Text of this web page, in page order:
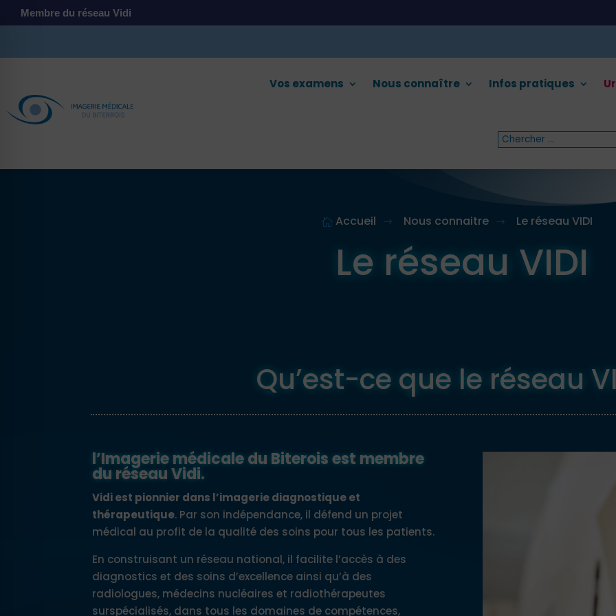
Membre du réseau Vidi
Vos examens Nous connaître Infos pratiques
Accueil $ Nous connaitre $ Le réseau VIDI
Le réseau VIDI
Qu’est-ce que le réseau
l’Imagerie médicale du Biterois est membre
du réseau Vidi.
Vidi est pionnier dans l’imagerie diagnostique et
thérapeutique. Par son indépendance, il défend un projet
médical au profit de la qualité des soins pour tous les patients.
En construisant un réseau national, il facilite l’accès à des
diagnostics et des soins d’excellence ainsi qu’à des
radiologues, médecins nucléaires et radiothérapeutes
surspécialisés, dans tous les domaines de compétences,
sécurisé épilepsie